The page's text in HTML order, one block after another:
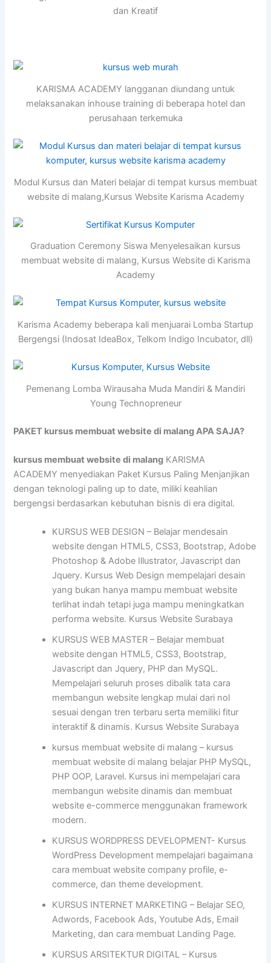
dan Kreatif
KARISMA ACADEMY langganan diundang untuk
melaksanakan inhouse training di beberapa hotel dan
perusahaan terkemuka
Modul Kursus dan Materi belajar di tempat kursus membuat
website di malang,Kursus Website Karisma Academy
Graduation Ceremony Siswa Menyelesaikan kursus
membuat website di malang, Kursus Website di Karisma
Academy
Karisma Academy beberapa kali menjuarai Lomba Startup
Bergengsi (Indosat IdeaBox, Telkom Indigo Incubator, dll)
Pemenang Lomba Wirausaha Muda Mandiri & Mandiri
Young Technopreneur
PAKET kursus membuat website di malang APA SAJA?
kursus membuat website di malang KARISMA
ACADEMY menyediakan Paket Kursus Paling Menjanjikan
dengan teknologi paling up to date, miliki keahlian
bergengsi berdasarkan kebutuhan bisnis di era digital.
KURSUS WEB DESIGN – Belajar mendesain
website dengan HTML5, CSS3, Bootstrap, Adobe
Photoshop & Adobe Illustrator, Javascript dan
Jquery. Kursus Web Design mempelajari desain
yang bukan hanya mampu membuat website
terlihat indah tetapi juga mampu meningkatkan
performa website. Kursus Website Surabaya
KURSUS WEB MASTER – Belajar membuat
website dengan HTML5, CSS3, Bootstrap,
Javascript dan Jquery, PHP dan MySQL.
Mempelajari seluruh proses dibalik tata cara
membangun website lengkap mulai dari nol
sesuai dengan tren terbaru serta memiliki fitur
interaktif & dinamis. Kursus Website Surabaya
kursus membuat website di malang – kursus
membuat website di malang belajar PHP MySQL,
PHP OOP, Laravel. Kursus ini mempelajari cara
membangun website dinamis dan membuat
website e-commerce menggunakan framework
modern.
KURSUS WORDPRESS DEVELOPMENT- Kursus
WordPress Development mempelajari bagaimana
cara membuat website company profile, e-
commerce, dan theme development.
KURSUS INTERNET MARKETING – Belajar SEO,
Adwords, Facebook Ads, Youtube Ads, Email
Marketing, dan cara membuat Landing Page.
KURSUS ARSITEKTUR DIGITAL – Kursus